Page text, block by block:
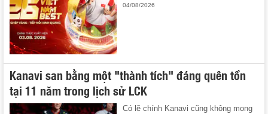
04/08/2026
Kanavi san bằng một "thành tích" đáng quên tồn
tại 11 năm trong lịch sử LCK
Có lẽ chính Kanavi cũng không mong